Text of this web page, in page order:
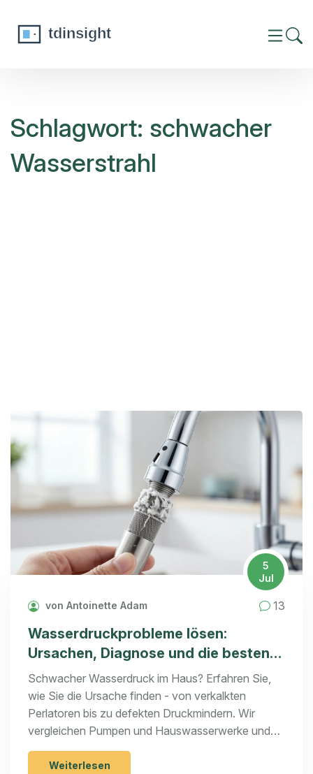
Schlagwort: schwacher
Wasserstrahl
5
Jul
von Antoinette Adam 13
Wasserdruckprobleme lösen:
Ursachen, Diagnose und die besten
Lösungen
Schwacher Wasserdruck im Haus? Erfahren Sie,
wie Sie die Ursache finden - von verkalkten
Perlatoren bis zu defekten Druckmindern. Wir
vergleichen Pumpen und Hauswasserwerke und
zeigen Fördermöglichkeiten.
Weiterlesen